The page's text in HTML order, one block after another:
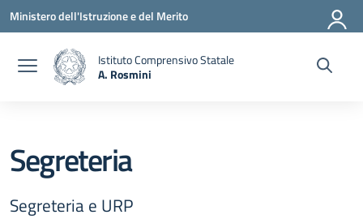
Vai ai contenuti
Vai al menu di navigazione
Vai al footer
Ministero dell'Istruzione e del Merito
Istituto Comprensivo Statale
A. Rosmini
Segreteria
Segreteria e URP